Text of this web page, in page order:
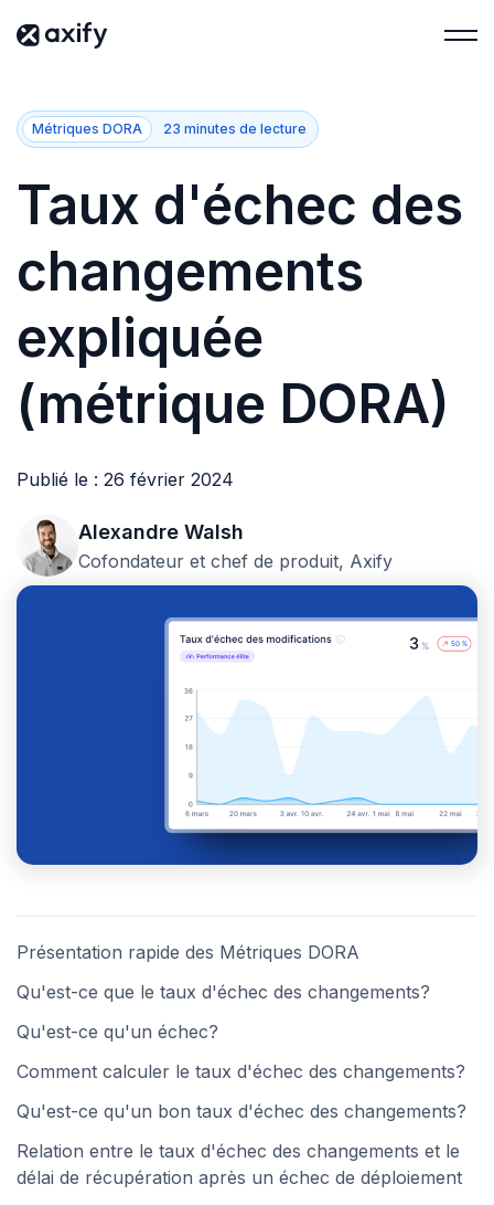
Métriques DORA 23 minutes de lecture
Taux d'échec des
changements
expliquée
(métrique DORA)
Publié le : 26 février 2024
Alexandre Walsh
Cofondateur et chef de produit, Axify
Présentation rapide des Métriques DORA
Qu'est-ce que le taux d'échec des changements?
Qu'est-ce qu'un échec?
Comment calculer le taux d'échec des changements?
Qu'est-ce qu'un bon taux d'échec des changements?
Relation entre le taux d'échec des changements et le
délai de récupération après un échec de déploiement